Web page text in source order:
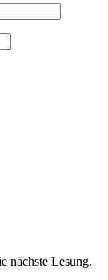
nächste Lesung.